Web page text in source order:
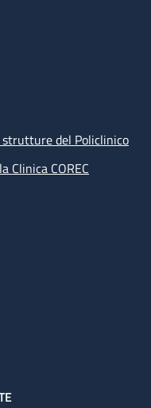
del Policlinico
Clinica COREC